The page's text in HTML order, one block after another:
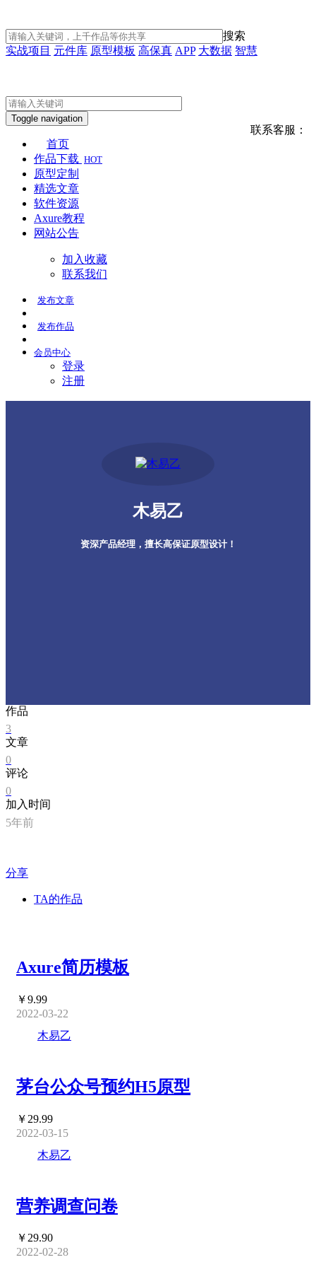
搜索
实战项目 元件库 原型模板 高保真 APP 大数据 智慧
联系客服：
Toggle navigation
首页
作品下载 HOT
原型定制
精选文章
软件资源
Axure教程
网站公告
加入收藏
联系我们
发布文章
发布作品
会员中心
登录
注册
木易乙
资深产品经理，擅长高保证原型设计！
作品
3
文章
0
评论
0
加入时间
5年前
分享
TA的作品
Axure简历模板
￥9.99
2022-03-22
木易乙
茅台公众号预约H5原型
￥29.99
2022-03-15
木易乙
营养调查问卷
￥29.90
2022-02-28